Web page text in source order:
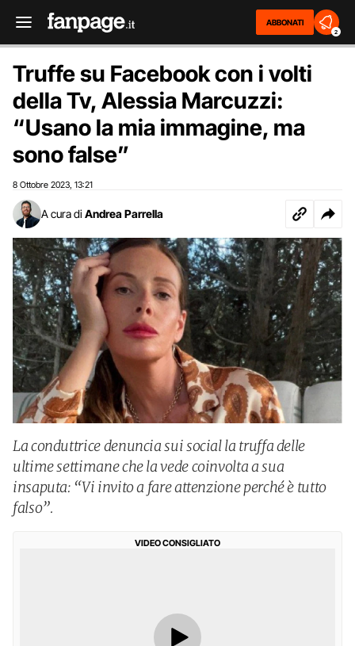
ABBONATI
2
Truffe su Facebook con i volti
della Tv, Alessia Marcuzzi:
“Usano la mia immagine, ma
sono false”
8 Ottobre 2023 13:21
A cura di Andrea Parrella
La conduttrice denuncia sui social la truffa delle
ultime settimane che la vede coinvolta a sua
insaputa: “Vi invito a fare attenzione perché è tutto
falso”.
VIDEO CONSIGLIATO